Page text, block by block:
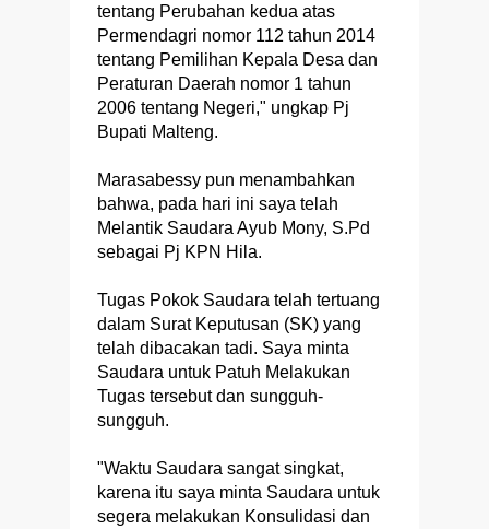
tentang Perubahan kedua atas
Permendagri nomor 112 tahun 2014
tentang Pemilihan Kepala Desa dan
Peraturan Daerah nomor 1 tahun
2006 tentang Negeri," ungkap Pj
Bupati Malteng.
Marasabessy pun menambahkan
bahwa, pada hari ini saya telah
Melantik Saudara Ayub Mony, S.Pd
sebagai Pj KPN Hila.
Tugas Pokok Saudara telah tertuang
dalam Surat Keputusan (SK) yang
telah dibacakan tadi. Saya minta
Saudara untuk Patuh Melakukan
Tugas tersebut dan sungguh-
sungguh.
"Waktu Saudara sangat singkat,
karena itu saya minta Saudara untuk
segera melakukan Konsulidasi dan